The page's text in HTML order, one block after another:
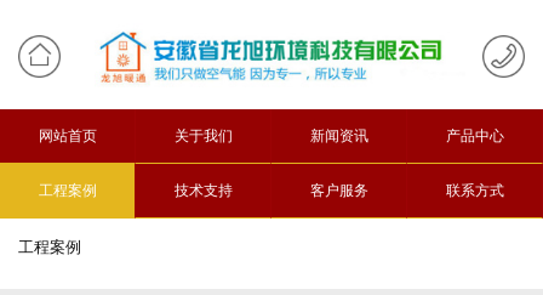
网站首页 关于我们 新闻资讯 产品中心
工程案例 技术支持 客户服务 联系方式
工程案例